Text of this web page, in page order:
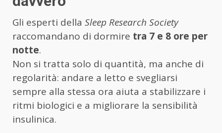
Gli esperti della Sleep Research Society
raccomandano di dormire tra 7 e 8 ore per
notte.
Non si tratta solo di quantità, ma anche di
regolarità: andare a letto e svegliarsi
sempre alla stessa ora aiuta a stabilizzare i
ritmi biologici e a migliorare la sensibilità
insulinica.